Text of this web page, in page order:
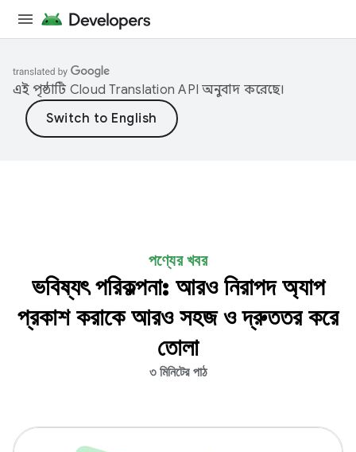
এই পৃষ্ঠাটি Cloud Translation API অনুবাদ করেছে।
পণ্যের খবর
ভবিষ্যৎ পরিকল্পনা: আরও নিরাপদ অ্যাপ
প্রকাশ করাকে আরও সহজ ও দ্রুততর করে
তোলা
৩ মিনিটের পাঠ